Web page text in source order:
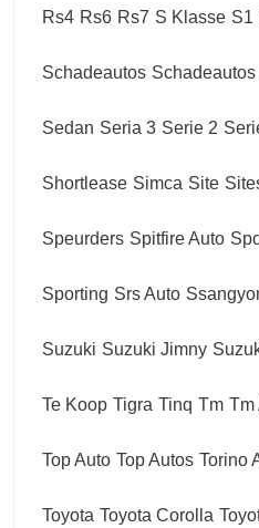
Rs4 Rs6 Rs7 S Klasse S1
Schadeautos Schadeautos
Sedan Seria 3 Serie 2
Shortlease Simca Site
Speurders Spitfire Auto
Sporting Srs Auto
Suzuki Suzuki Jimny
Te Koop Tigra Tinq Tm Tm
Top Auto Top Autos Torino
Toyota Toyota Corolla